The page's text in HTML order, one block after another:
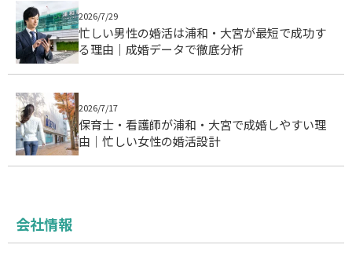
2026/7/29
忙しい男性の婚活は浦和・大宮が最短で成功す
る理由｜成婚データで徹底分析
2026/7/17
保育士・看護師が浦和・大宮で成婚しやすい理
由｜忙しい女性の婚活設計
会社情報